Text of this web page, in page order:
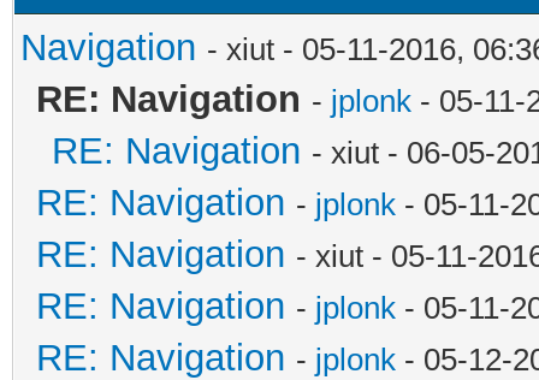
Navigation - xiut - 05-11-2016,
RE: Navigation - jplonk - 05-11-
RE: Navigation - xiut - 06-05-
RE: Navigation - jplonk - 05-11-
RE: Navigation - xiut - 05-11-
RE: Navigation - jplonk - 05-11-
RE: Navigation - jplonk - 05-12-